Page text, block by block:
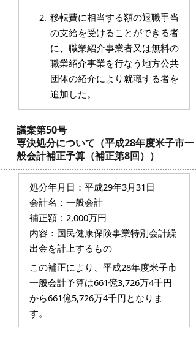
移転費に相当する額の退職手当
の支給を受けることができる者
に、職業紹介事業者又は無料の
職業紹介事業を行なう地方公共
団体の紹介により就職する者を
追加した。
議案第50号
専決処分について（平成28年度米子市一
般会計補正予算（補正第8回））
処分年月日：平成29年3月31日
会計名：一般会計
補正額：2,000万円
内容：国民健康保険事業特別会計繰
出金を計上するもの
この補正により、平成28年度米子市
一般会計予算は661億3,726万4千円
から661億5,726万4千円となりま
す。